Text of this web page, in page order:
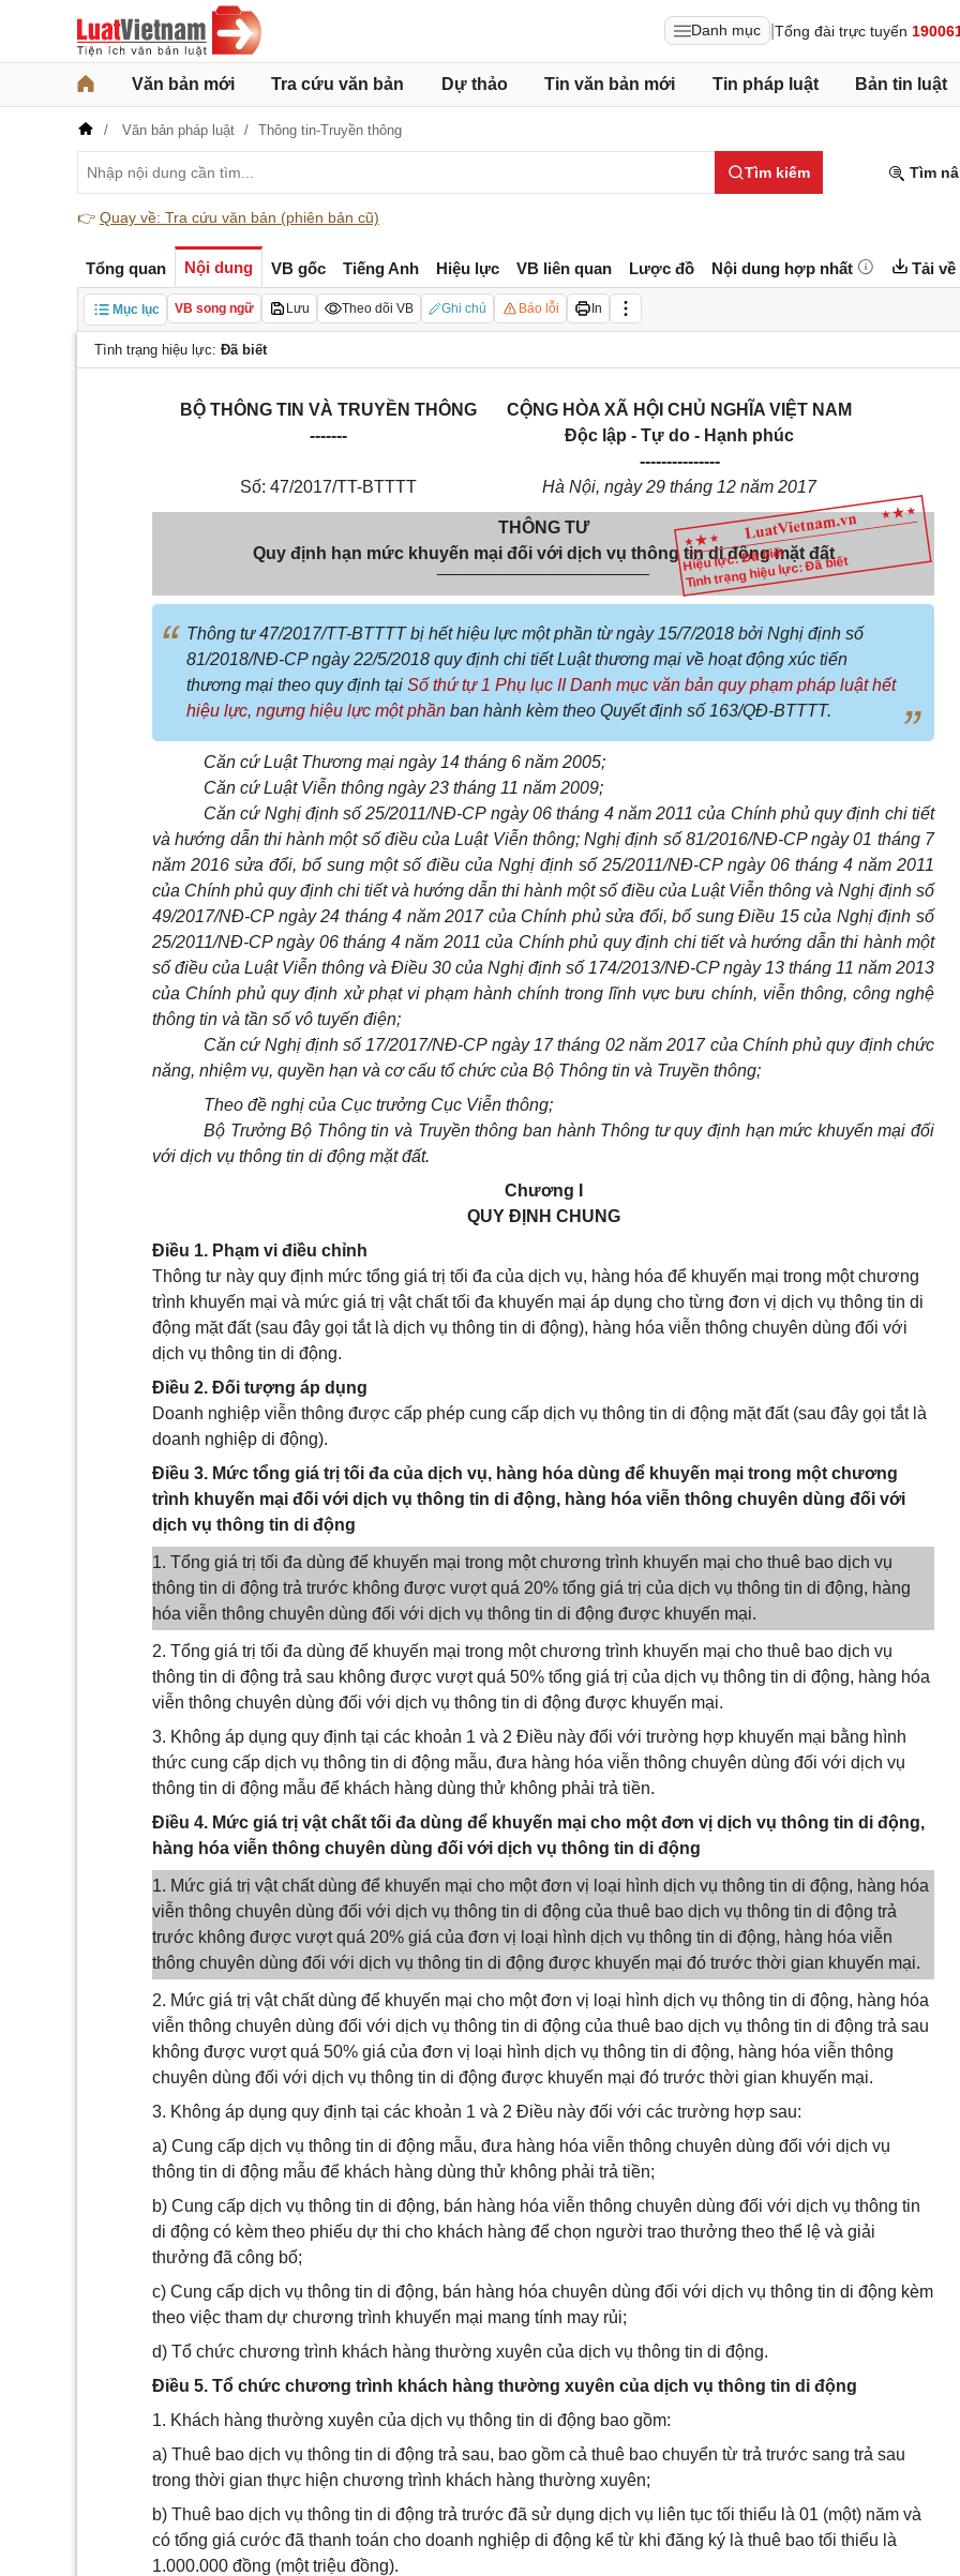
Danh mục Tổng đài trực tuyến
Văn bản mới Tra cứu văn bản Dự thảo Tin văn bản mới Tin pháp luật Bản tin luật
Văn bản pháp luật Thông tin-Truyền thông
Tìm kiếm Tìm
👉 Quay về: Tra cứu văn bản (phiên bản cũ)
Tổng quan Nội dung VB gốc Tiếng Anh Hiệu lực VB liên quan Lược đồ Nội dung hợp nhất Tải về
Mục lục VB song ngữ Lưu Theo dõi VB Ghi chú Báo lỗi In
Tình trạng hiệu lực: Đã biết
Hiệu lực: Đã biết
Tình trạng hiệu lực: Đã biết
BỘTHÔNG TIN VÀ TRUYỀN THÔNG
-------
Số: 47/2017/TT-BTTTT
CỘNG HÒA XÃ HỘI CHỦ NGHĨA VIỆT NAM
Độc lập - Tự do - Hạnh phúc
---------------
Hà Nội, ngày29 tháng 12 năm 2017
THÔNG TƯ
Quy định hạn mức khuyến mại đối với dịch vụ thông tin di động mặt đất
______________________
Thông tư 47/2017/TT-BTTTT bị hết hiệu lực một phần từ ngày 15/7/2018 bởi Nghị định số
81/2018/NĐ-CP ngày 22/5/2018 quy định chi tiết Luật thương mại về hoạt động xúc tiến
thương mại theo quy định tại Số thứ tự 1 Phụ lục II Danh mục văn bản quy phạm pháp luật hết
hiệu lực, ngưng hiệu lực một phần ban hành kèm theo Quyết định số 163/QĐ-BTTTT.
Căn cứ Luật Thương mại ngày 14 tháng 6 năm 2005;
Căn cứ Luật Viễn thông ngày 23 tháng 11 năm 2009;
Căn cứ Nghị định số 25/2011/NĐ-CP ngày 06 tháng 4 năm 2011 của Chính phủ quy định chi tiết
và hướng dẫn thi hành một số điều của Luật Viễn thông; Nghị định số 81/2016/NĐ-CP ngày 01 tháng 7
năm 2016 sửa đổi, bổsung một số điều của Nghị định số 25/2011/NĐ-CP ngày 06 tháng 4 năm 2011
của Chính phủ quy định chi tiết và hướng dẫn thi hành một số điều của Luật Viễn thông và Nghị định số
49/2017/NĐ-CP ngày 24 tháng 4 năm 2017 của Chính phủ sửa đổi, bổ sung Điều 15 của Nghị định số
25/2011/NĐ-CP ngày 06 tháng 4 năm 2011 của Chính phủ quy định chi tiết và hướng dẫn thi hành một
số điều của Luật Viễn thông và Điều 30 của Nghị định số 174/2013/NĐ-CP ngày 13 tháng 11 năm 2013
của Chính phủ quy định xử phạt vi phạm hành chínhtrong lĩnh vực bưu chính, viễn thông, công nghệ
thông tin và tần số vô tuyến điện;
Căn cứ Nghị định số 17/2017/NĐ-CP ngày 17 tháng 02 năm 2017 của Chính phủ quy định chức
năng, nhiệm vụ, quyền hạn và cơ cấu tổ chức của Bộ Thông tin và Truyền thông;
Theo đề nghị của Cục trưởng Cục Viễn thông;
Bộ Trưởng Bộ Thông tin và Truyền thông ban hành Thông tư quy định hạn mức khuyến mại đối
với dịch vụ thông tin di động mặt đất.
Chương I
QUY ĐỊNH CHUNG
Điều 1. Phạm vi điều chỉnh
Thông tư này quy định mức tổng giá trị tối đa của dịch vụ, hàng hóa để khuyến mại trong một chương
trình khuyến mại và mức giá trị vật chất tối đa khuyến mại áp dụng cho từng đơn vị dịch vụ thông tin di
động mặt đất (sau đây gọi tắt là dịch vụ thông tin di động), hàng hóa viễn thông chuyên dùng đối với
dịch vụ thông tin di động.
Điều 2. Đối tượng áp dụng
Doanh nghiệp viễn thông được cấp phép cung cấp dịch vụ thông tin di động mặt đất (sau đây gọi tắt là
doanh nghiệp di động).
Điều 3. Mức tổng giá trị tối đa của dịch vụ, hàng hóa dùng để khuyến mại trong một chương
trình khuyến mại đối với dịch vụ thông tin di động, hàng hóa viễn thông chuyên dùng đối với
dịch vụ thông tin di động
1. Tổng giá trị tối đa dùng để khuyến mại trong một chương trình khuyến mại cho thuê bao dịch vụ
thông tin di động trả trước không được vượt quá 20% tổng giá trị của dịch vụ thông tin di động, hàng
hóa viễn thông chuyên dùng đối với dịch vụ thông tin di động được khuyến mại.
2. Tổng giá trị tối đa dùng để khuyến mại trong một chương trình khuyến mại cho thuê bao dịch vụ
thông tin di động trả sau không được vượt quá 50% tổng giá trị của dịch vụ thông tin di động, hàng hóa
viễn thông chuyên dùng đối với dịch vụ thông tin di động được khuyến mại.
3. Không áp dụng quy định tại các khoản 1 và 2 Điều này đối với trường hợp khuyến mại bằng hình
thức cung cấp dịch vụ thông tin di động mẫu, đưa hàng hóa viễn thông chuyên dùng đối với dịch vụ
thông tin di động mẫu để khách hàng dùng thử không phải trả tiền.
Điều 4. Mức giá trị vật chất tối đa dùng để khuyến mại cho một đơn vị dịch vụ thông tin di động,
hàng hóa viễn thông chuyên dùng đối với dịch vụ thông tin di động
1. Mức giá trị vật chất dùng để khuyến mại cho một đơn vị loại hình dịch vụ thông tin di động, hàng hóa
viễn thông chuyên dùng đối với dịch vụ thông tin di động của thuê bao dịch vụ thông tin di động trả
trước không được vượt quá 20% giá của đơn vị loại hình dịch vụ thông tin di động, hàng hóa viễn
thông chuyên dùng đối với dịch vụ thông tin di động được khuyến mại đó trước thời gian khuyến mại.
2. Mức giá trị vật chất dùng để khuyến mại cho một đơn vị loại hình dịch vụ thông tin di động, hàng hóa
viễn thông chuyên dùng đối với dịch vụ thông tin di động của thuê bao dịch vụ thông tin di động trả sau
không được vượt quá 50% giá của đơn vị loại hình dịch vụ thông tin di động, hàng hóa viễn thông
chuyên dùng đối với dịch vụ thông tin di động được khuyến mại đó trước thời gian khuyến mại.
3. Không áp dụng quy định tại các khoản 1 và 2 Điều này đối với các trường hợp sau:
a) Cung cấp dịch vụ thông tin di động mẫu, đưa hàng hóa viễn thông chuyên dùng đối với dịch vụ
thông tin di động mẫu để khách hàng dùng thử không phải trả tiền;
b) Cung cấp dịch vụ thông tin di động, bán hàng hóa viễn thông chuyên dùng đối với dịch vụ thông tin
di động có kèm theo phiếu dự thi cho khách hàng để chọn người trao thưởng theo thể lệ và giải
thưởng đã công bố;
c) Cung cấp dịch vụ thông tin di động, bán hàng hóa chuyên dùng đối với dịch vụ thông tin di động kèm
theo việc tham dự chương trình khuyến mại mang tính may rủi;
d) Tổ chức chương trình khách hàng thường xuyên của dịch vụ thông tin di động.
Điều 5. Tổ chức chương trình khách hàng thường xuyên của dịch vụ thông tin di động
1. Khách hàng thường xuyên của dịch vụ thông tin di động bao gồm:
a) Thuê bao dịch vụ thông tin di động trả sau, bao gồm cả thuê bao chuyển từ trả trước sang trả sau
trong thời gian thực hiện chương trình khách hàng thường xuyên;
b) Thuê bao dịch vụ thông tin di động trả trước đã sử dụng dịch vụ liên tục tối thiểu là 01 (một) năm và
có tổng giá cước đã thanh toán cho doanh nghiệp di động kể từ khi đăng ký là thuê bao tối thiểu là
1.000.000 đồng (một triệu đồng).